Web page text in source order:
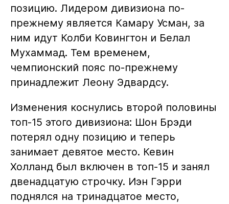
позицию. Лидером дивизиона по-
прежнему является Камару Усман, за
ним идут Колби Ковингтон и Белал
Мухаммад. Тем временем,
чемпионский пояс по-прежнему
принадлежит Леону Эдвардсу.
Изменения коснулись второй половины
топ-15 этого дивизиона: Шон Брэди
потерял одну позицию и теперь
занимает девятое место. Кевин
Холланд был включен в топ-15 и занял
двенадцатую строчку. Иэн Гэрри
поднялся на тринадцатое место,